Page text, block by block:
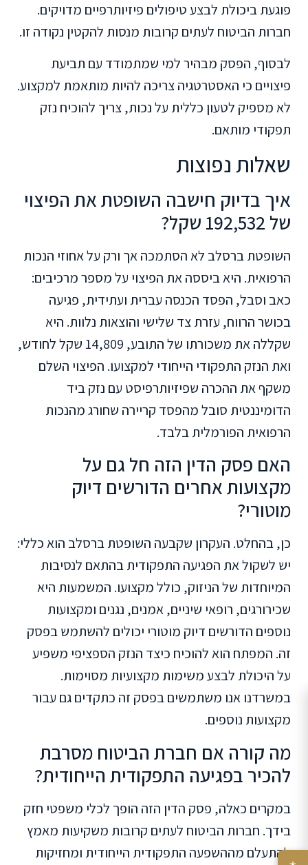
פוגעת ביכולת לבצע טיפולים פיזיותרפיים מדויקים.
חברות הביטוח לעתים קרובות מנסות להקטין נקודה זו.
לבסוף, הפסק מבהיר למי שמתמודד עם תביעת
פיצויים כי האסטרטגיה צריכה להיות מותאמת למקצוע.
לא מספיק לטעון כללית על נכות, צריך להוכיח נזק
תפקודי מותאם.
שאלות נפוצות
איך בדיוק חישבה השופטת את הפיצוי
של 192,532 שקל?
השופטת ברסלב לא הסתמכה אך ורק על אחוזי הנכות
הרפואית. היא ביססה את הפיצוי על מספר מרכיבים:
כאב וסבל, הפסד הכנסה עברית ועתידית, פגיעה
בכושר הרווח, עזרת צד שלישי והוצאות נלוות. היא
שקללה את משכורתו של התובע, 14,809 שקל לחודש,
ואת הנזק התפקודי הייחודי למקצועו. הפיצוי השלם
משקף את ההכרה שפיזיותרפיסט עם נזק ביד
הדומיננטית סובל מהפסד קריירה שחורג מהנכות
הרפואית הפורמלית בלבד.
האם פסק הדין הזה חל גם על
מקצועות אחרים הדורשים דיוק
מוטורי?
כן, בהחלט. העקרון שקבעה השופטת ברסלב הוא כללי:
יש לשקול את הפגיעה התפקודית בהתאם לנסיבות
המיוחדות של הניזוק, כולל מקצועו. המשמעות היא
שכירורגים, רופאי שיניים, אמנים, נגנים ומקצועות
נוספים הדורשים דיוק מוטורי יכולים להשתמש בפסק
זה. המפתח הוא להוכיח כיצד הנזק הספציפי משפיע
על היכולת לבצע משימות מקצועיות מסוימות.
במשרדנו אנו משתמשים בפסק זה כתקדים גם עבור
מקצועות נוספים.
מה קורה אם חברת הביטוח מסרבת
להכיר בפגיעה התפקודית הייחודית?
במקרים כאלה, פסק הדין הזה הופך לכלי משפטי חזק
בידך. חברות הביטוח לעתים קרובות משקיעות מאמץ
להתעלם מההשפעה התפקודית הייחודית ומחזיקות